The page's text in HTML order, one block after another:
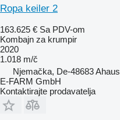
Ropa keiler 2
163.625 € Sa PDV-om
Kombajn za krumpir
2020
1.018 m/č
Njemačka, De-48683 Ahaus
E-FARM GmbH
Kontaktirajte prodavatelja